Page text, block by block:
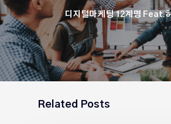
디지털마케팅 12계명 Feat.
Related Posts